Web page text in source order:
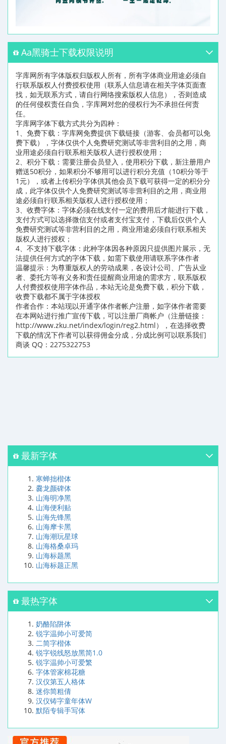
Aa黑骑士下载权限说明
字库网所有字体版权归版权人所有，所有字体商业用途必须自
行联系版权人付费授权使用（联系人信息请在相关字体页面查
找，如无联系方式，请自行网络搜索版权人信息），否则造成
的任何侵权责任自负，字库网对您的侵权行为不承担任何责
任。
字库网字体下载方式共分为四种：
1、免费下载：字库网免费提供下载链接（游客、会员都可以免
费下载），字体仅供个人免费研究测试等非营利目的之用，商
业用途必须自行联系相关版权人进行授权使用；
2、积分下载：需要注册会员登入，使用积分下载，新注册用户
赠送50积分，如果积分不够用可以进行积分充值（10积分等于
1元），或者上传积分字体供其他会员下载可获得一定的积分分
成，此字体仅供个人免费研究测试等非营利目的之用，商业用
途必须自行联系相关版权人进行授权使用；
3、收费字体：字体必须在线支付一定的费用后才能进行下载，
支付方式可以选择微信支付或者支付宝支付，下载后仅供个人
免费研究测试等非营利目的之用，商业用途必须自行联系相关
版权人进行授权；
4、不支持下载字体：此种字体因各种原因只提供图片展示，无
法提供任何方式的字体下载，如需下载使用请联系字体作者
温馨提示：为尊重版权人的劳动成果，各设计公司、广告从业
者、委托方等有义务和责任提醒商业用途的需求方，联系版权
人付费授权使用字体作品，本站无论是免费下载，积分下载，
收费下载都不属于字体授权
作者合作：本站现以开通字体作者帐户注册，如字体作者需要
在本网站进行推广宣传下载，可以注册厂商帐户（注册链接：
http://www.zku.net/index/login/reg2.html），在选择收费
下载的情况下作者可以获得佣金分成，分成比例可以联系我们
商谈 QQ：2275322753
最新字体
寒蝉拙楷体
爨龙颜碑体
山海明净黑
山海便利贴
山海先锋黑
山海摩卡黑
山海潮玩星球
山海格桑卓玛
山海标题黑
山海标题正黑
最热字体
奶酪陷阱体
锐字温帅小可爱简
二简字楷体
锐字锐线怒放黑简1.0
锐字温帅小可爱繁
字体管家棉花糖
汉仪第五人格体
迷你简粗倩
汉仪铸字童年体W
默陌专辑手写体